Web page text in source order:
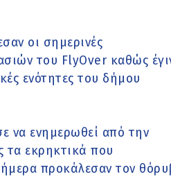
οι σημερινές
του FlyOver καθώς
ενότητες του δήμου
να ενημερωθεί από την
τα εκρηκτικά που
προκάλεσαν τον